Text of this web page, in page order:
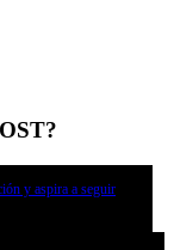
y aspira a seguir